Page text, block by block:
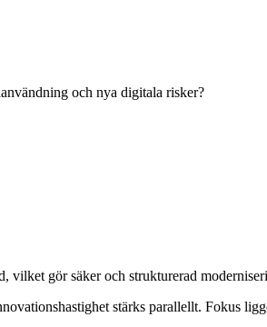
och nya digitala risker?
vilket gör säker och strukturerad
stärks parallellt. Fokus